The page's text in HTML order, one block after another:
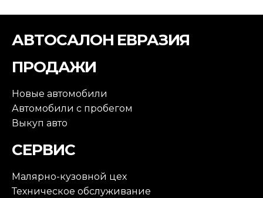
АВТОСАЛОН ЕВРАЗИЯ
ПРОДАЖИ
Новые автомобили
Автомобили с пробегом
Выкуп авто
СЕРВИС
Малярно-кузовной цех
Техническое обслуживание